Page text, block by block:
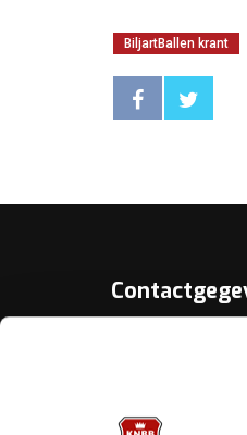
BiljartBallen krant
Koninklijke